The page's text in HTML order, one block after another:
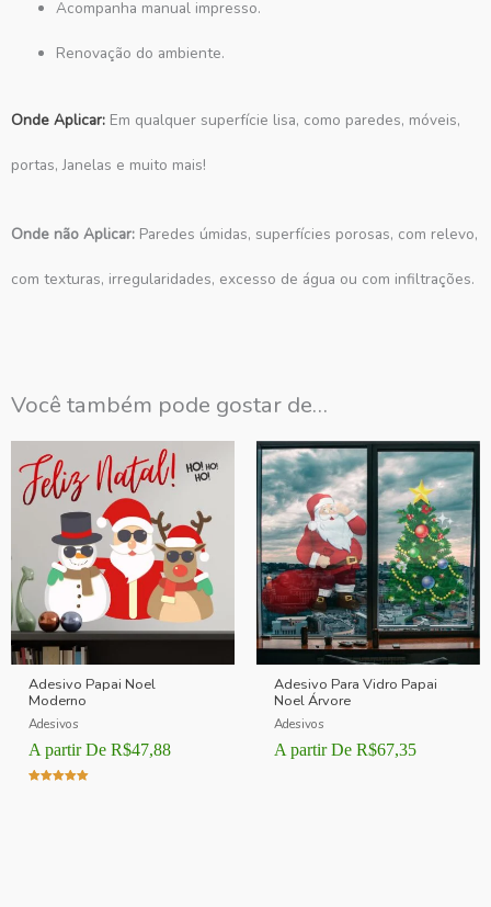
Acompanha manual impresso.
Renovação do ambiente.
Onde Aplicar: Em qualquer superfície lisa, como paredes, móveis,
portas, Janelas e muito mais!
Onde não Aplicar: Paredes úmidas, superfícies porosas, com relevo,
com texturas, irregularidades, excesso de água ou com infiltrações.
Você também pode gostar de…
Adesivo Papai Noel
Moderno
Adesivos
A partir De R$47,88
Adesivo Para Vidro Papai
Noel Árvore
Adesivos
A partir De R$67,35